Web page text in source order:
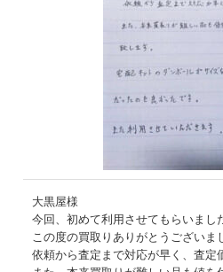
大黒屋様
今回、初めて利用させてもらいまし
この度の買取りありがとうございま
依頼から査定まで対応が早く、査定